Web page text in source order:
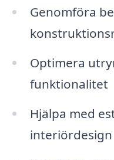
Genomföra
Optimera
funktionalitet
Hjälpa med
interiördesign